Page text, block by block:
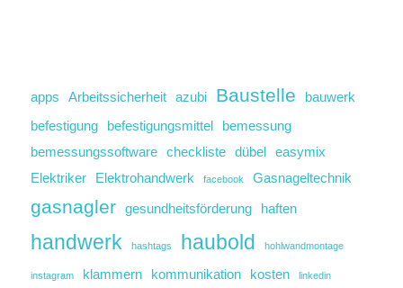
apps Arbeitssicherheit azubi Baustelle
bauwerk
befestigung
befestigungsmittel
bemessung
bemessungssoftware checkliste dübel easymix
Elektriker
Elektrohandwerk facebook Gasnageltechnik
gasnagler gesundheitsförderung haften
handwerk hashtags haubold hohlwandmontage
instagram klammern kommunikation kosten linkedin